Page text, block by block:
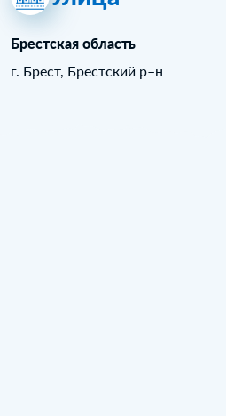
Брестская область
г. Брест, Брестский р–н